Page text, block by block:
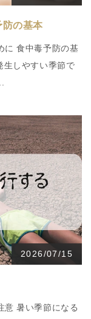
の基本
に 食中毒予防の基
生しやすい季節で
2026/07/15
意 暑い季節になる